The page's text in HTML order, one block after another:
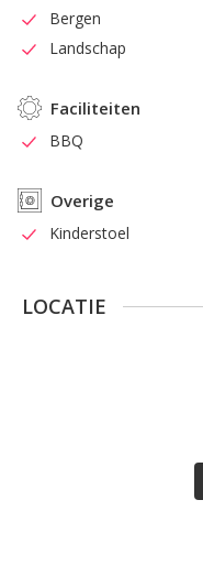
Bergen
Landschap
Faciliteiten
BBQ
Overige
Kinderstoel
LOCATIE